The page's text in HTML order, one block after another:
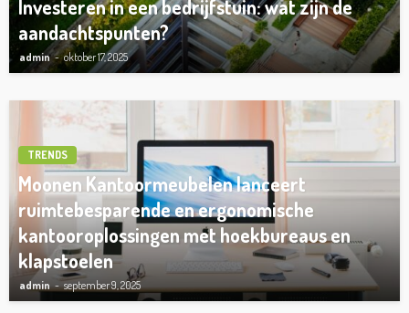
Investeren in een bedrijfstuin: wat zijn de
aandachtspunten?
admin oktober 17, 2025
TRENDS
Moonen Kantoormeubelen lanceert
ruimtebesparende en ergonomische
kantooroplossingen met hoekbureaus en
klapstoelen
admin september 9, 2025